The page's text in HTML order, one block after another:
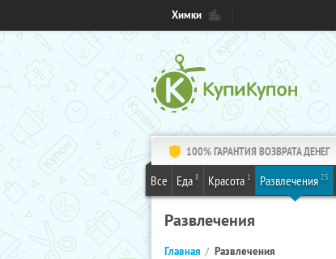
Химки
100% ГАРАНТИЯ ВОЗВРАТА ДЕНЕГ
Все Еда 8 Красота 1 Развлечения 25
Развлечения
Главная Развлечения